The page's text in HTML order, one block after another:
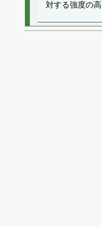
対する強度の